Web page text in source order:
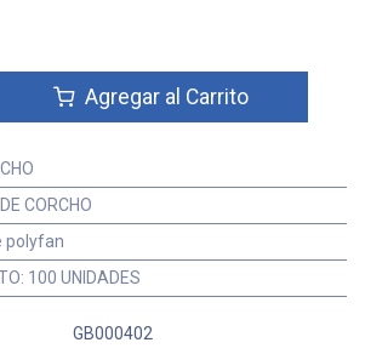
Agregar al Carrito
CORCHO
polyfan
: 100 UNIDADES
GB000402